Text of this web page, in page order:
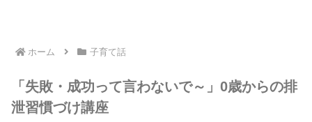
ホーム 子育て話
「失敗・成功って言わないで～」0歳からの排
泄習慣づけ講座